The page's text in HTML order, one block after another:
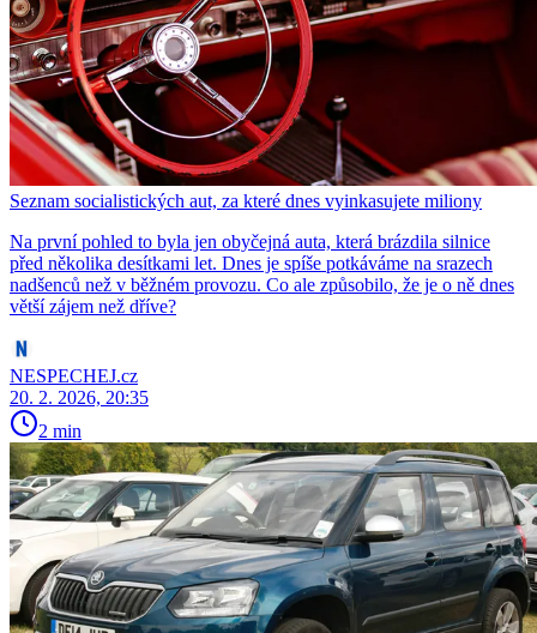
Seznam socialistických aut, za které dnes vyinkasujete miliony
Na první pohled to byla jen obyčejná auta, která brázdila silnice
před několika desítkami let. Dnes je spíše potkáváme na srazech
nadšenců než v běžném provozu. Co ale způsobilo, že je o ně dnes
větší zájem než dříve?
NESPECHEJ.cz
20. 2. 2026, 20:35
2 min